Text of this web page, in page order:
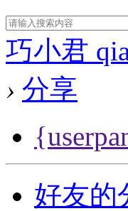
巧小君
› 分享
好友的